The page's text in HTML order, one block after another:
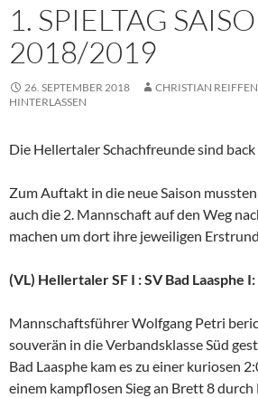
1. SPIELTAG
2018/2019
26. SEPTEMBER 2018 CHRISTIAN
HINTERLASSEN
Die Hellertaler Schachfreunde sind
Zum Auftakt in die neue Saison
auch die 2. Mannschaft auf den Weg
machen um dort ihre jeweiligen
(VL) Hellertaler SF I : SV Bad Laasphe
Mannschaftsführer Wolfgang Petri
souverän in die Verbandsklasse Süd
Bad Laasphe kam es zu einer kuriosen
einem kampflosen Sieg an Brett 8